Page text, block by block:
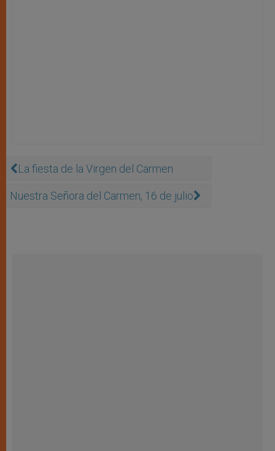
La fiesta de la Virgen del Carmen
Nuestra Señora del Carmen, 16 de julio